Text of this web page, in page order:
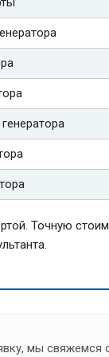
Точную
мы свяжемся